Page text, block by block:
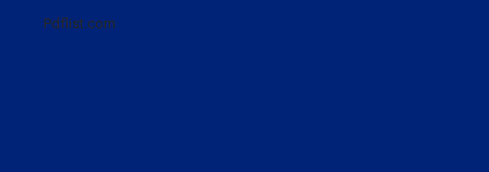
Pdflist.com